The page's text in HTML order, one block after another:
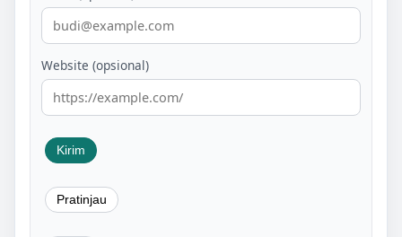
Website (opsional)